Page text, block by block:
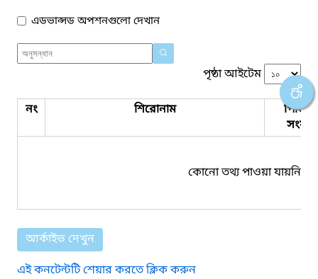
এডভান্সড অপশনগুলো দেখান
পৃষ্ঠা আইটেম
নং শিরোনাম
কোনো তথ্য পাওয়া যায়নি।
আর্কাইভ দেখুন
এই কনটেন্টটি শেয়ার করতে ক্লিক করুন